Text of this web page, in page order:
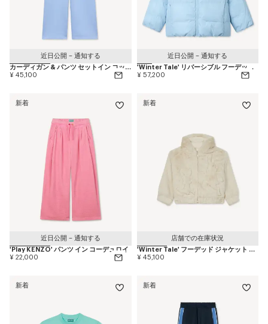
近日公開 – 通知する
カーディガン & パンツ セットイン コットン
¥ 45,100
近日公開 – 通知する
'Winter Tale' リバーシブル フーデッド パファー ジャケット
¥ 57,200
新着
近日公開 – 通知する
'Play KENZO' パンツ イン コーデュロイ
¥ 22,000
新着
店舗での在庫状況
'Winter Tale' フーデッド ジャケット イン フェイクファー
¥ 45,100
新着 新着